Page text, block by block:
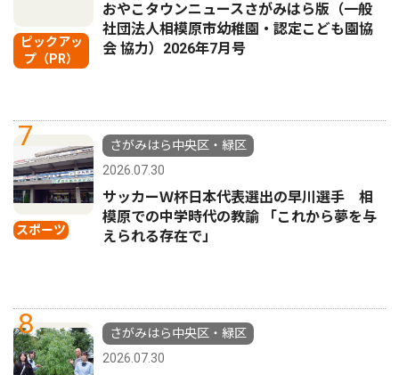
ピックアッ
プ（PR）
おやこタウンニュースさがみはら版（一般
社団法人相模原市幼稚園・認定こども園協
会 協力）2026年7月号
7
スポーツ
さがみはら中央区・緑区
2026.07.30
サッカーＷ杯日本代表選出の早川選手 相
模原での中学時代の教諭 「これから夢を与
えられる存在で」
8
さがみはら中央区・緑区
2026.07.30